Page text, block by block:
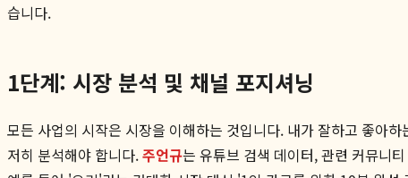
습니다.
1단계: 시장 분석 및 채널 포지셔닝
모든 사업의 시작은 시장을 이해하는 것입니다. 내가 잘하고 좋아
저히 분석해야 합니다.주언규는 유튜브 검색 데이터, 관련 커뮤니